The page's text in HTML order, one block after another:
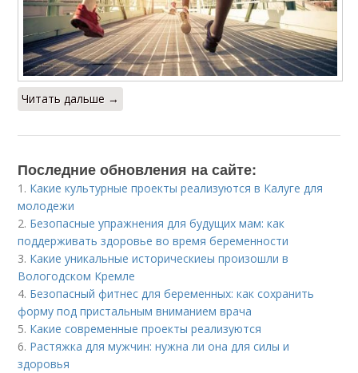
Читать дальше →
Последние обновления на сайте:
1. Какие культурные проекты реализуются в Калуге для
молодежи
2. Безопасные упражнения для будущих мам: как
поддерживать здоровье во время беременности
3. Какие уникальные историческиеы произошли в
Вологодском Кремле
4. Безопасный фитнес для беременных: как сохранить
форму под пристальным вниманием врача
5. Какие современные проекты реализуются
6. Растяжка для мужчин: нужна ли она для силы и
здоровья